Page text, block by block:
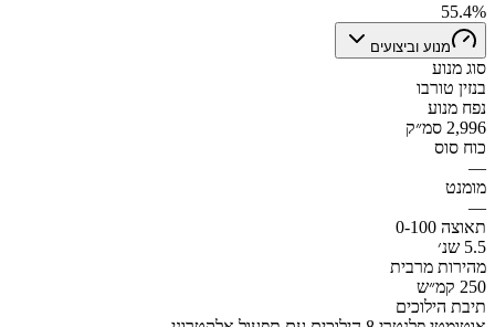
55.4%
מנוע וביצועים
סוג מנוע
בנזין טורבו
נפח מנוע
2,996 סמ״ק
כוח סוס
—
מומנט
—
תאוצה 0-100
5.5 שנ׳
מהירות מרבית
250 קמ״ש
תיבת הילוכים